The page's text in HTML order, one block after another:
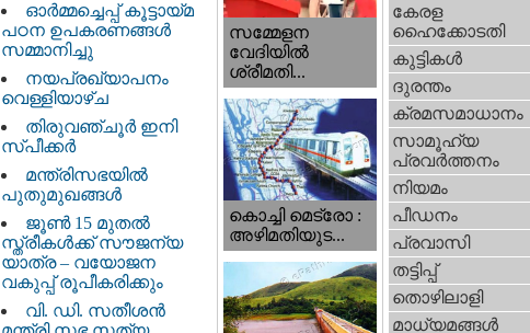
ഓർമ്മച്ചെപ്പ് കൂട്ടായ്മ
പഠന ഉപകരണങ്ങൾ
സമ്മാനിച്ചു
നയപ്രഖ്യാപനം
വെള്ളിയാഴ്ച
തിരുവഞ്ചൂർ ഇനി
സ്പീക്കർ
മന്ത്രിസഭയിൽ
പുതുമുഖങ്ങൾ
ജൂൺ 15 മുതൽ
സ്ത്രീകൾക്ക് സൗജന്യ
യാത്ര – വയോജന
വകുപ്പ് രൂപീകരിക്കും
വി. ഡി. സതീശന്‍
സമ്മേളന
വേദിയില്‍
ശ്രീമതി...
കൊച്ചി മെട്രോ :
അഴിമതിയുട...
കേരള
ഹൈക്കോടതി
കുട്ടികള്‍
ദുരന്തം
ക്രമസമാധാനം
സാമൂഹ്യ
പ്രവര്‍ത്തനം
നിയമം
പീഡനം
പ്രവാസി
തട്ടിപ്പ്‌
തൊഴിലാളി
മാധ്യമങ്ങള്‍